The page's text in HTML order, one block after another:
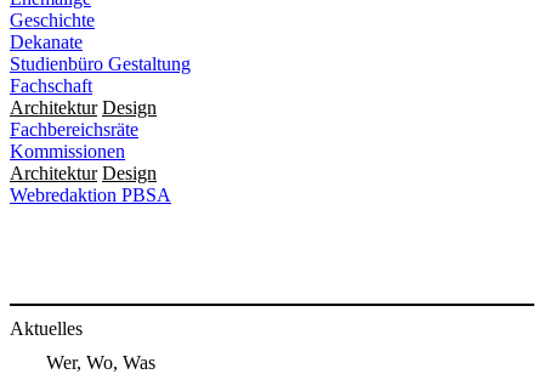
Geschichte
Dekanate
Studienbüro Gestaltung
Fachschaft
Architektur Design
Fachbereichsräte
Kommissionen
Architektur Design
Webredaktion PBSA
Aktuelles
Wer, Wo, Was